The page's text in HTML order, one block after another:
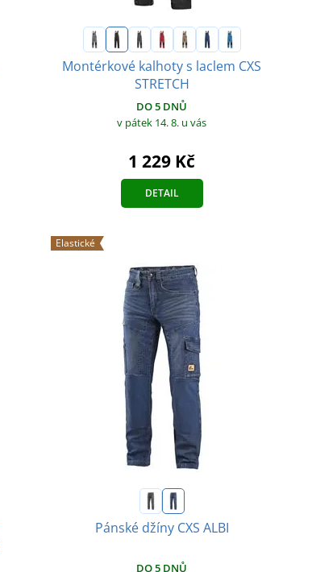
Montérkové kalhoty s laclem CXS
STRETCH
DO 5 DNŮ
v pátek 14. 8. u vás
1 229 Kč
DETAIL
Elastické
Pánské džíny CXS ALBI
DO 5 DNŮ